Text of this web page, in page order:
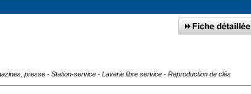
presse - Station-service - Laverie libre service - Reproduction de clés